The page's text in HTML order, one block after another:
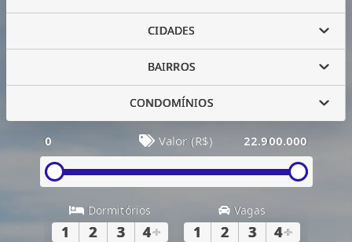
CIDADES
BAIRROS
CONDOMÍNIOS
0 Valor (R$) 22.900.000
Dormitórios
1 2 3 4+
Vagas
1 2 3 4+